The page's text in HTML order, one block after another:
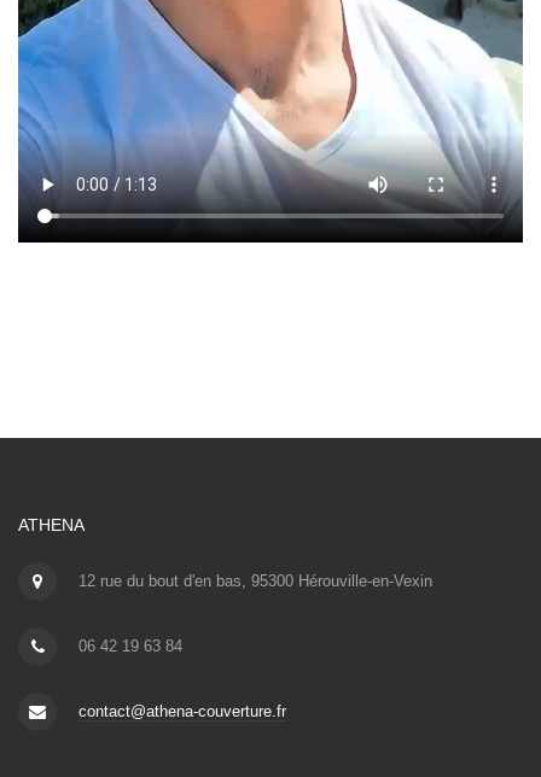
ATHENA
12 rue du bout d'en bas, 95300 Hérouville-en-Vexin
06 42 19 63 84
contact@athena-couverture.fr